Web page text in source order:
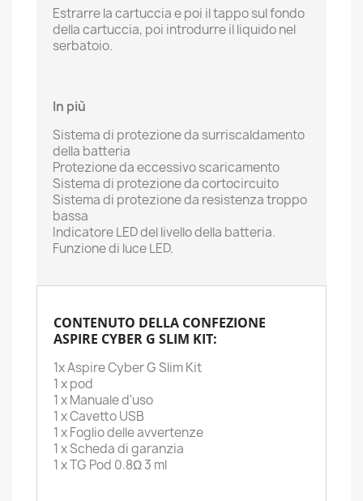
Estrarre la cartuccia e poi il tappo sul fondo
della cartuccia, poi introdurre il liquido nel
serbatoio.
In più
Sistema di protezione da surriscaldamento
della batteria
Protezione da eccessivo scaricamento
Sistema di protezione da cortocircuito
Sistema di protezione da resistenza troppo
bassa
Indicatore LED del livello della batteria.
Funzione di luce LED.
CONTENUTO DELLA CONFEZIONE
ASPIRE CYBER G SLIM KIT:
1x Aspire Cyber G Slim Kit
1 x pod
1 x Manuale d'uso
1 x Cavetto USB
1 x Foglio delle avvertenze
1 x Scheda di garanzia
1 x TG Pod 0.8Ω 3 ml